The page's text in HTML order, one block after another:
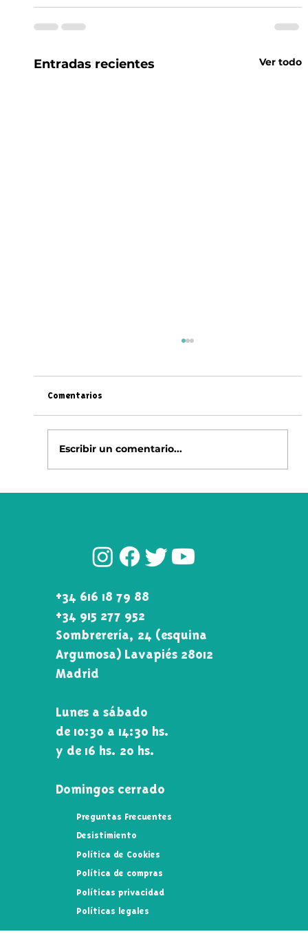
Entradas recientes Ver todo
Comentarios
Escribir un comentario...
+34 616 18 79 88
+34 915 277 952
Sombrerería, 24 (esquina
Argumosa) Lavapiés 28012
Madrid
Lunes a sábado
de 10:30 a 14:30 hs.
y de 16 hs. 20 hs.
Domingos cerrado
Preguntas Frecuentes
Desistimiento
Política de Cookies
Política de compras
Políticas privacidad
Políticas legales